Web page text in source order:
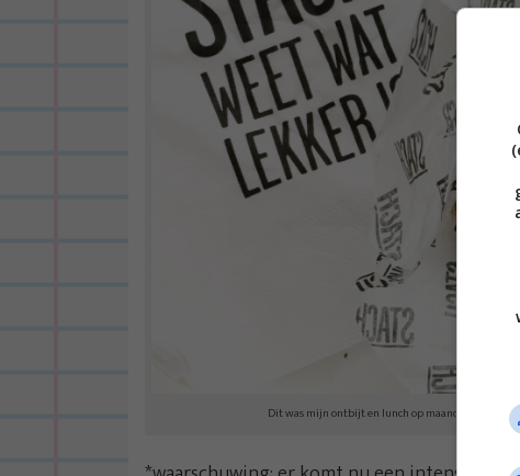
Dit was mijn ontbijt en lunch op maandag. Een